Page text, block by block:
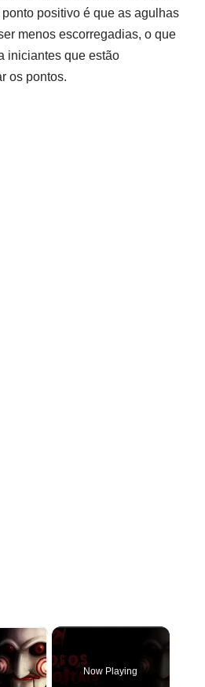
positivo é que as agulhas
menos escorregadias, o que
iniciantes que estão
os pontos.
×
Now Playing